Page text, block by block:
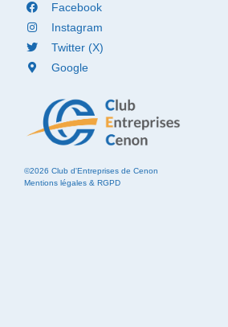
©2026 Club d'Entreprises de Cenon
Mentions légales & RGPD
Facebook
Instagram
Twitter (X)
Google